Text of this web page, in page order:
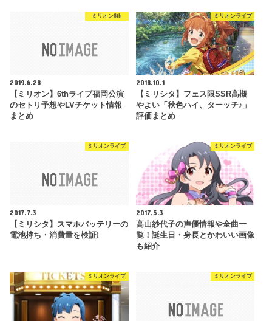
ミリオン6th
2019.6.28
【ミリオン】6thライブ福岡公演
のセトリ予想やLVチケット情報
まとめ
ミリオンライブ
2018.10.1
【ミリシタ】フェス限SSR高槻
やよい「秋色ハイ、ターッチ♪」
評価まとめ
ミリオンライブ
2017.7.3
【ミリシタ】スマホバッテリーの
電池持ち・消費量を検証!
ミリオンライブ
2017.5.3
高山紗代子の声優情報や全曲一
覧！誕生日・身長とかわいい画像
も紹介
ミリオンライブ ミリオンライブ